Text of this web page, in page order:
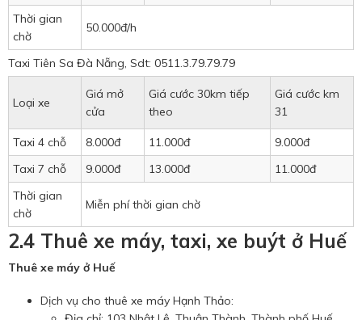
Thời gian
chờ
50.000đ/h
Taxi Tiên Sa Đà Nẵng, Sdt: 0511.3.79.79.79
Loại xe
Giá mở
cửa
Giá cước 30km tiếp
theo
Giá cước km
31
Taxi 4 chỗ 8.000đ 11.000đ
9.000đ
Taxi 7 chỗ
9.000đ 13.000đ
11.000đ
Thời gian
chờ
Miễn phí thời gian chờ
2.4 Thuê xe máy, taxi, xe buýt ở Huế
Thuê xe máy ở Huế
Dịch vụ cho thuê xe máy Hạnh Thảo: